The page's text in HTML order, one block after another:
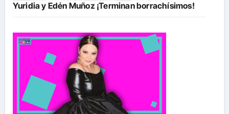
Yuridia y Edén Muñoz ¡Terminan borrachísimos!